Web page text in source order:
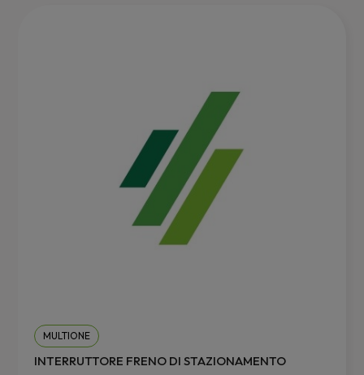
MULTIONE
INTERRUTTORE FRENO DI STAZIONAMENTO